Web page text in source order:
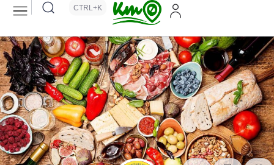
CTRL+K